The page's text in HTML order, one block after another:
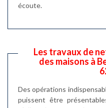
écoute.
Les travaux de
des maisons à
Des opérations
puissent être